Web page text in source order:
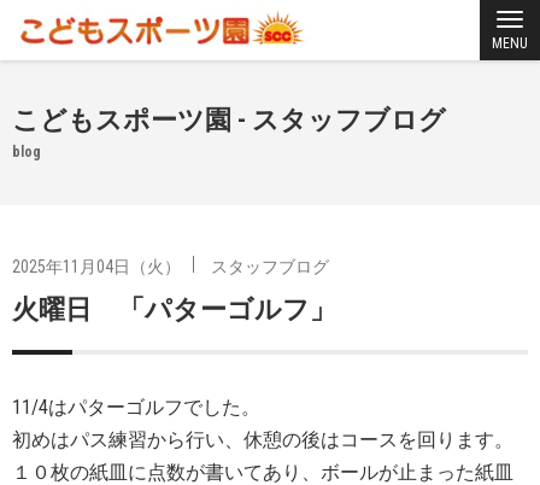
MENU
こどもスポーツ園 - スタッフブログ
blog
2025年11月04日（火） スタッフブログ
火曜日 「パターゴルフ」
11/4はパターゴルフでした。
初めはパス練習から行い、休憩の後はコースを回ります。
１０枚の紙皿に点数が書いてあり、ボールが止まった紙皿